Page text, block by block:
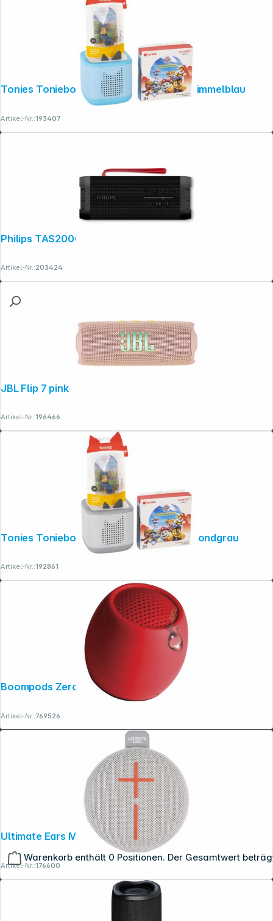
Warenkorb enthält 0 Positionen. Der Gesamtwert
Tonies Toniebox 2 Full Play Starterset Himmelblau
Artikel-Nr.:193407
Artikel-Nr.:203424
JBL Flip 7 pink
Artikel-Nr.:196466
Tonies Toniebox 2 Full Play Starterset mondgrau
Artikel-Nr.:192861
Boompods Zero Red
Artikel-Nr.:769526
Ultimate Ears Miniroll Attraktives Grau
Artikel-Nr.:176600